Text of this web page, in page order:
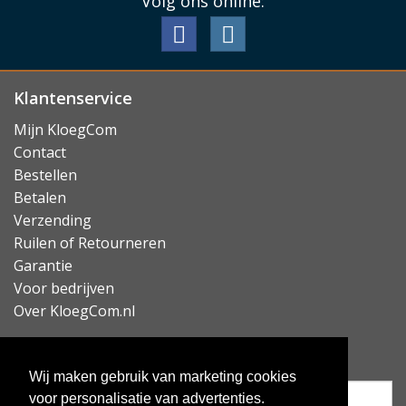
Wij maken gebruik van marketing cookies
voor personalisatie van advertenties.
Lees minder
Klantenservice
Mijn KloegCom
Contact
Bestellen
Betalen
Verzending
Ruilen of Retourneren
Garantie
Voor bedrijven
Over KloegCom.nl